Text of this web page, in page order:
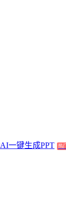
AI一键生成PPT 热门